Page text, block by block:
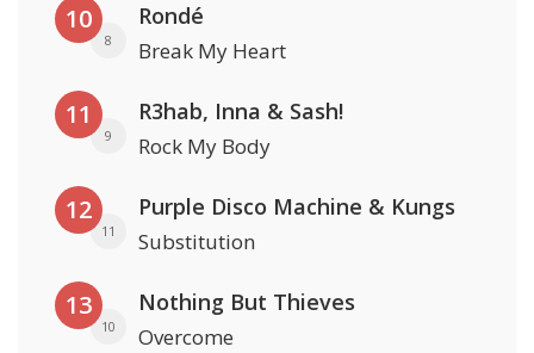
10
8
Rondé
Break My Heart
11
9
R3hab, Inna & Sash!
Rock My Body
12
11
Purple Disco Machine & Kungs
Substitution
13
10
Nothing But Thieves
Overcome